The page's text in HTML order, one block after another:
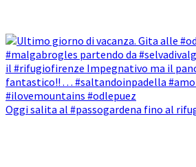
Oggi salita al #passogardena fino al